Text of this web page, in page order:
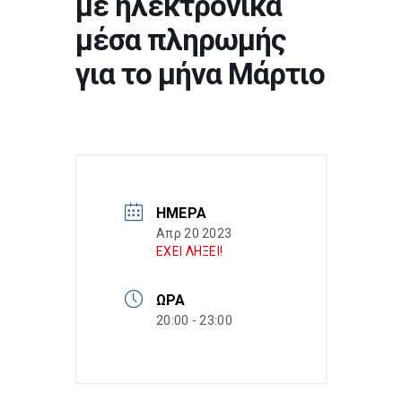
μέσα πληρωμής
για το μήνα Μάρτιο
ΗΜΈΡΑ
Απρ 20 2023
ΕΧΕΙ ΛΗΞΕΙ!
ΏΡΑ
20:00 - 23:00